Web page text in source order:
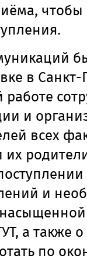
чтобы
в Санкт-
работе
и
всех
их
и
а также
по